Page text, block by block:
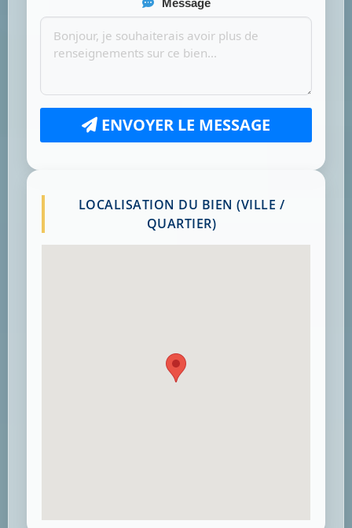
Message
ENVOYER LE MESSAGE
LOCALISATION DU BIEN (VILLE /
QUARTIER)